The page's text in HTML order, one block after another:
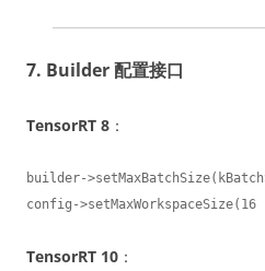
7. Builder 配置接口
TensorRT 8 ：
builder-
config-
TensorRT 10 ：